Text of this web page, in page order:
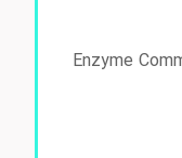
Enzyme